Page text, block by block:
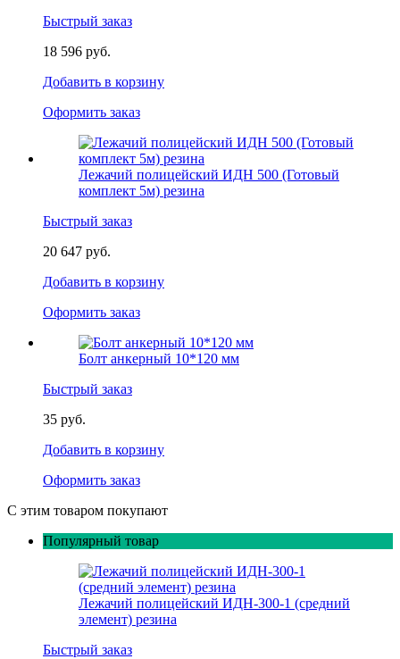
Быстрый заказ
18 596 руб.
Добавить в корзину
Оформить заказ
Лежачий полицейский ИДН 500 (Готовый
комплект 5м) резина
Быстрый заказ
20 647 руб.
Добавить в корзину
Оформить заказ
Болт анкерный 10*120 мм
Быстрый заказ
35 руб.
Добавить в корзину
Оформить заказ
С этим товаром покупают
Популярный товар
Лежачий полицейский ИДН-300-1 (средний
элемент) резина
Быстрый заказ